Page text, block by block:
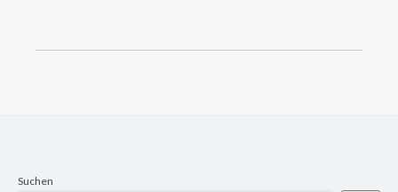
Suchen